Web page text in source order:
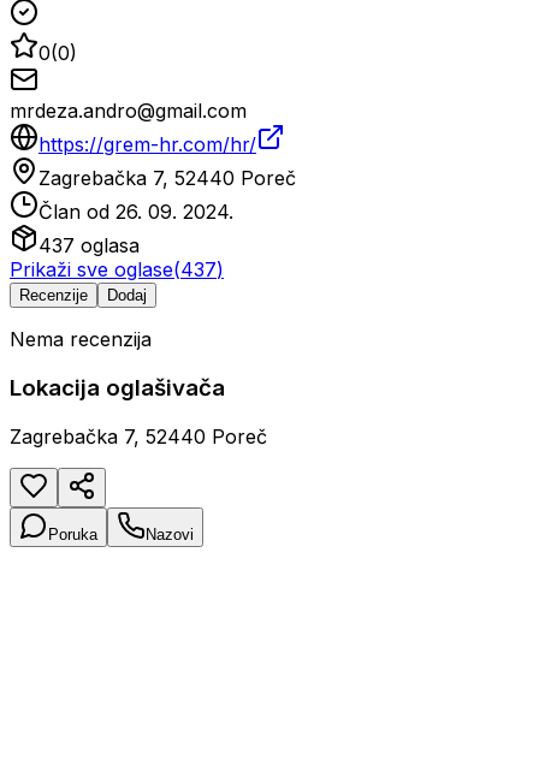
0(0)
mrdeza.andro@gmail.com
https://grem-hr.com/hr/
Zagrebačka 7, 52440 Poreč
Član od 26. 09. 2024.
437 oglasa
Prikaži sve oglase(437)
Recenzije Dodaj
Nema recenzija
Lokacija oglašivača
Zagrebačka 7, 52440 Poreč
Poruka Nazovi